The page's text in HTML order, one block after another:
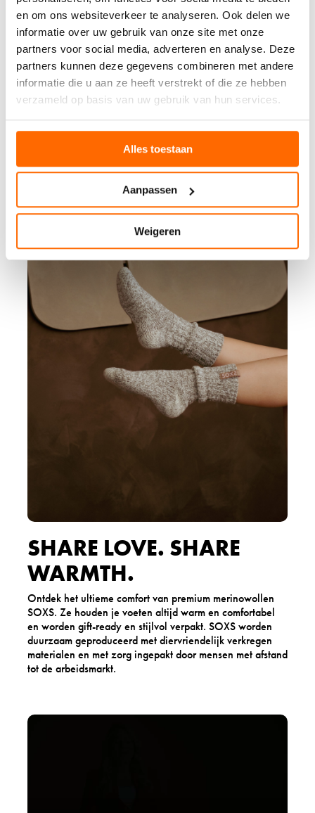
en om ons websiteverkeer te analyseren. Ook delen we
informatie over uw gebruik van onze site met onze
partners voor social media, adverteren en analyse. Deze
partners kunnen deze gegevens combineren met andere
informatie die u aan ze heeft verstrekt of die ze hebben
verzameld op basis van uw gebruik van hun services.
Alles toestaan
Aanpassen
Weigeren
SHARE LOVE. SHARE
WARMTH.
Ontdek het ultieme comfort van premium merinowollen
SOXS. Ze houden je voeten altijd warm en comfortabel
en worden gift-ready en stijlvol verpakt. SOXS worden
duurzaam geproduceerd met diervriendelijk verkregen
materialen en met zorg ingepakt door mensen met afstand
tot de arbeidsmarkt.